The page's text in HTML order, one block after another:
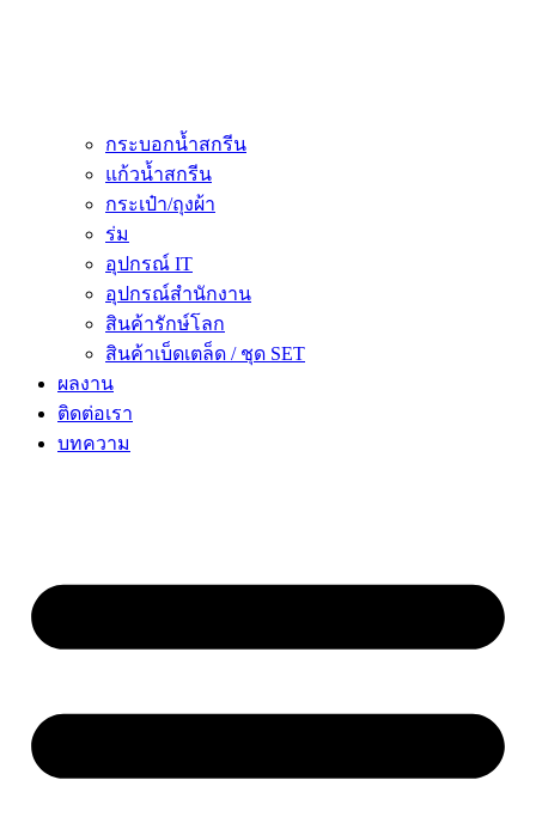
กระบอกน้ำสกรีน
แก้วน้ำสกรีน
กระเป๋า/ถุงผ้า
ร่ม
อุปกรณ์ IT
อุปกรณ์สำนักงาน
สินค้ารักษ์โลก
สินค้าเบ็ดเตล็ด / ชุด SET
ผลงาน
ติดต่อเรา
บทความ